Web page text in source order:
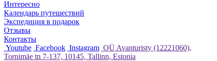
Интересно
Календарь путешествий
Экспедиция в подарок
Отзывы
Контакты
Youtube Facebook Instagram OÜ Avanturisty (12221060),
Tornimäe tn 7-137, 10145, Tallinn, Estonia